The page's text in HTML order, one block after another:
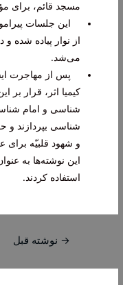
مسجد قائم، برای
این جلسات
از نوار پیاده شده و
می‌شد.
پس از مهاجرت
کیمیا اثر، قرار بر
شناسی و امام
شناسی بپردازند و
و شهود قلبیّه برای
این نوشته‌ها به
استفاده کردند.
راهبری
→ نوشته قبل